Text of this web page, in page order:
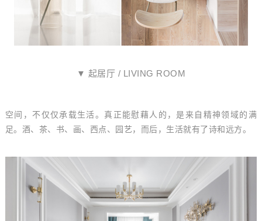
▼ 起居厅 / LIVING ROOM
空间，不仅仅承载生活。真正能慰藉人的，是来自精神领域的满
足。酒、茶、书、画、西点、园艺，而后，生活就有了诗和远方。